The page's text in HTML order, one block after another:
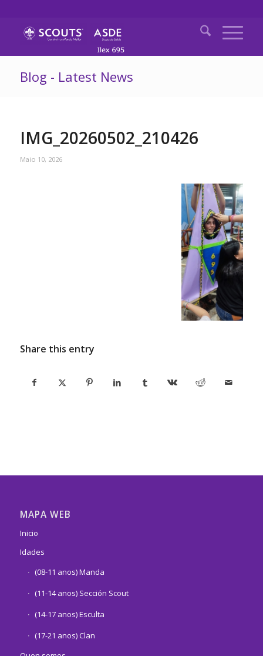
Blog - Latest News
IMG_20260502_210426
Maio 10, 2026
Share this entry
MAPA WEB
Inicio
Idades
(08-11 anos) Manda
(11-14 anos) Sección Scout
(14-17 anos) Esculta
(17-21 anos) Clan